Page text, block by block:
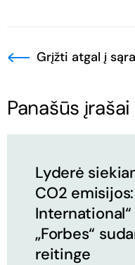
Grįžti atgal į
Panašūs įrašai
Lyderė
CO2
„Forbes“
reitinge